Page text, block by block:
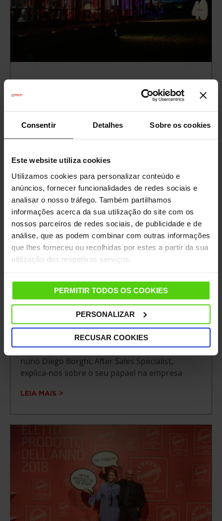
Consentir Detalhes Sobre os cookies
Este website utiliza cookies
Utilizamos cookies para personalizar conteúdo e
anúncios, fornecer funcionalidades de redes sociais e
analisar o nosso tráfego. Também partilhamos
informações acerca da sua utilização do site com os
nossos parceiros de redes sociais, de publicidade e de
análise, que as podem combinar com outras informações
que lhes forneceu ou recolhidas por estes a partir da sua
utilização dos respetivos serviços.
PERMITIR TODOS OS COOKIES
PERSONALIZAR
RECUSAR COOKIES
No charmoso Serre Ratti em Casnate com
julho, a Polti celebrou seus primeiros 40 anos.
PÓS-VENDA: intercambio e colaboração
entre departamentos
nuno Diego Borghi, After Sales Specialist,
explica-nos sobre o seu papael na empresa
LEIA MAIS